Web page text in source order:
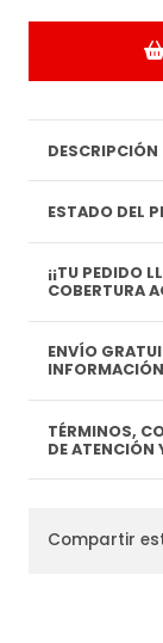
DESCRIPCIÓN
ESTADO DEL
¡¡TU PEDIDO LLEGA
COBERTURA
ENVÍO
TÉRMINOS,
DE ATENCIÓN
Compartir